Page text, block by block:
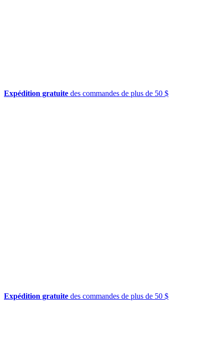
Expédition gratuite des commandes de plus de 50 $
Expédition gratuite des commandes de plus de 50 $